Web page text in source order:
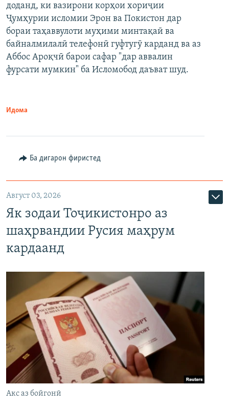
доданд, ки вазирони корҳои хориҷии
Ҷумҳурии исломии Эрон ва Покистон дар
бораи таҳаввулоти муҳими минтақаӣ ва
байналмилалӣ телефонӣ гуфтугӯ карданд ва аз
Аббос Ароқчӣ барои сафар "дар аввалин
фурсати мумкин" ба Исломобод даъват шуд.
Идома
Ба дигарон фиристед
Август 03, 2026
Як зодаи Тоҷикистонро аз
шаҳрвандии Русия маҳрум
кардаанд
Акс аз бойгонӣ